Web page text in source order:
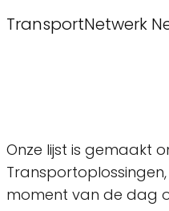
TransportNetwerk
Onze lijst is gemaakt
moment van de dag